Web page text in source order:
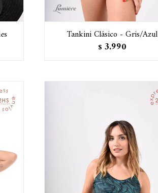
Tankini Clásico - Gris/Azul
$ 3.990